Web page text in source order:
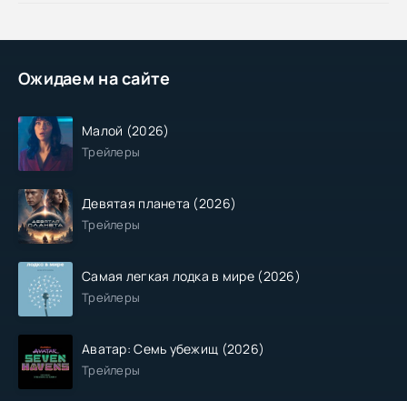
Ожидаем на сайте
Малой (2026)
Трейлеры
Девятая планета (2026)
Трейлеры
Самая легкая лодка в мире (2026)
Трейлеры
Аватар: Семь убежищ (2026)
Трейлеры